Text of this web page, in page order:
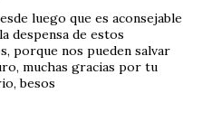
luego que es aconsejable
despensa de estos
porque nos pueden salvar
muchas gracias por tu
besos